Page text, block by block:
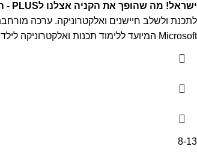
ישראל! מה שהופך את הקניה אצלנו לPLUS - השקית המיוחדת לאחסון ולשמירה על החלקים!
Microsoft המיועד ללימוד תכנות ואלקטרוניקה לילדים.
8-13